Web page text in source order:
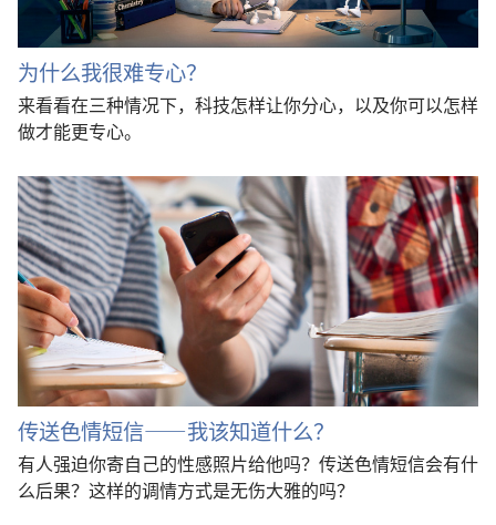
为什么我很难专心？
来看看在三种情况下，科技怎样让你分心，以及你可以怎样
做才能更专心。
传送色情短信——我该知道什么？
有人强迫你寄自己的性感照片给他吗？传送色情短信会有什
么后果？这样的调情方式是无伤大雅的吗？